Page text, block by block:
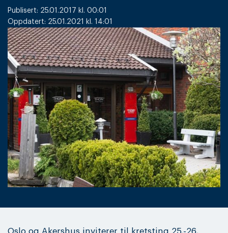
Publisert: 25.01.2017 kl. 00:01
Oppdatert: 25.01.2021 kl. 14:01
Oslo og Akershus inviterer til kretsting 25.-26.